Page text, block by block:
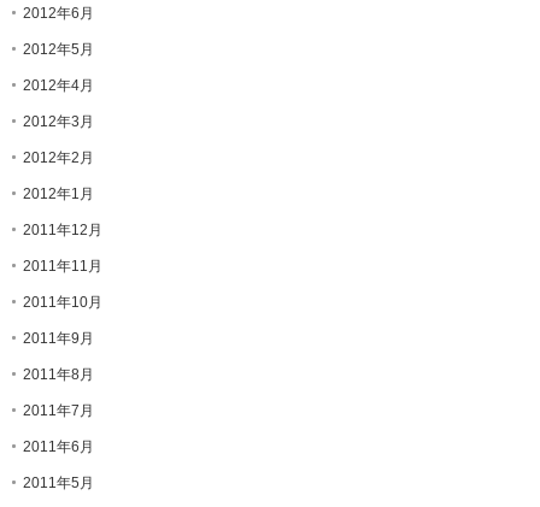
2012年6月
2012年5月
2012年4月
2012年3月
2012年2月
2012年1月
2011年12月
2011年11月
2011年10月
2011年9月
2011年8月
2011年7月
2011年6月
2011年5月